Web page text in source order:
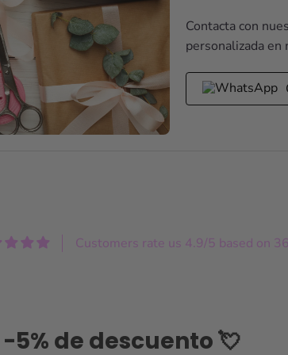
Contacta con
personalizada en
Customers rate us 4.9/5 based on
-5% de descuento 💘